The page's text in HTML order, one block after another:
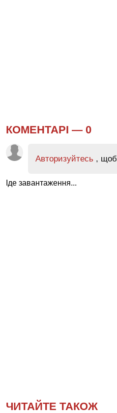
КОМЕНТАРІ — 0
Авторизуйтесь , щоб
Іде завантаження...
ЧИТАЙТЕ ТАКОЖ